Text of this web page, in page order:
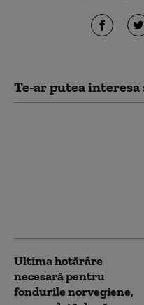
Te-ar putea interesa
Ultima hotărâre
necesară pentru
fondurile norvegiene,